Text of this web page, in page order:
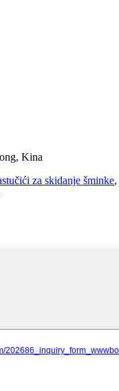
Kina
za skidanje šminke,